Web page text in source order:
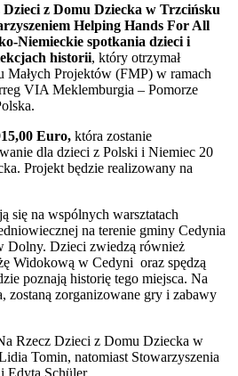
Dzieci z Domu Dziecka w Trzcińsku
Helping Hands For All
Niemieckie spotkania dzieci i
historii, który otrzymał
Małych Projektów (FMP) w ramach
VIA Meklemburgia – Pomorze
Euro, która zostanie
dla dzieci z Polski i Niemiec 20
Projekt będzie realizowany na
się na wspólnych warsztatach
na terenie gminy Cedynia
Dolny. Dzieci zwiedzą również
Widokową w Cedyni oraz spędzą
poznają historię tego miejsca. Na
zostaną zorganizowane gry i zabawy
Rzecz Dzieci z Domu Dziecka w
Tomin, natomiast Stowarzyszenia
Edyta Schüler.